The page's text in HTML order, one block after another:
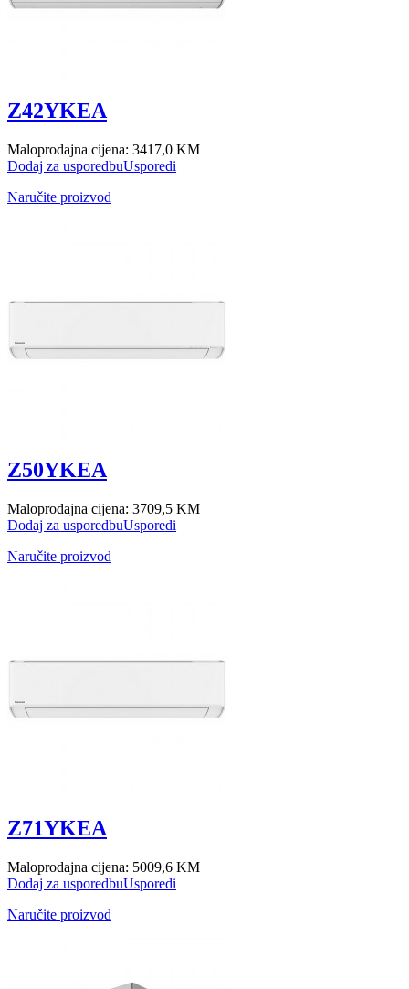
Z42YKEA
Maloprodajna cijena: 3417,0 KM
Dodaj za usporedbuUsporedi
Naručite proizvod
Z50YKEA
Maloprodajna cijena: 3709,5 KM
Dodaj za usporedbuUsporedi
Naručite proizvod
Z71YKEA
Maloprodajna cijena: 5009,6 KM
Dodaj za usporedbuUsporedi
Naručite proizvod